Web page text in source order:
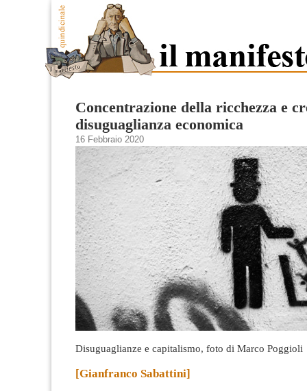
Concentrazione della ricchezza e
disuguaglianza economica
16 Febbraio 2020
Disuguaglianze e capitalismo, foto di Marco Poggioli
[Gianfranco Sabattini]